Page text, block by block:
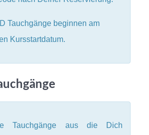
Tauchgänge beginnen am
Kursstartdatum.
Tauchgänge aus die Dich